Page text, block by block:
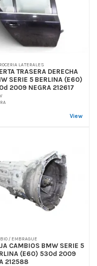
LATERALES
TRASERA DERECHA
SERIE 5 BERLINA (E60)
2009 NEGRA 212617
View
/ EMBRAGUE
CAMBIOS BMW SERIE 5
(E60) 530d 2009
212588